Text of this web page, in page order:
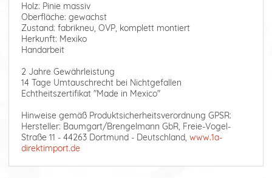
Holz: Pinie massiv
Oberfläche: gewachst
Zustand: fabrikneu, OVP, komplett montiert
Herkunft: Mexiko
Handarbeit
2 Jahre Gewährleistung
14 Tage Umtauschrecht bei Nichtgefallen
Echtheitszertifikat "Made in Mexico"
Hinweise gemäß Produktsicherheitsverordnung GPSR:
Hersteller: Baumgart/Brengelmann GbR, Freie-Vogel-
Straße 11 - 44263 Dortmund - Deutschland, www.1a-
direktimport.de